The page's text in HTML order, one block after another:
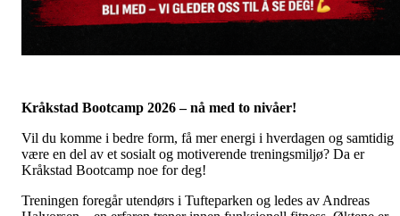
Kråkstad Bootcamp 2026 – nå med to nivåer!
Vil du komme i bedre form, få mer energi i hverdagen og samtidig
være en del av et sosialt og motiverende treningsmiljø? Da er
Kråkstad Bootcamp noe for deg!
Treningen foregår utendørs i Tufteparken og ledes av Andreas